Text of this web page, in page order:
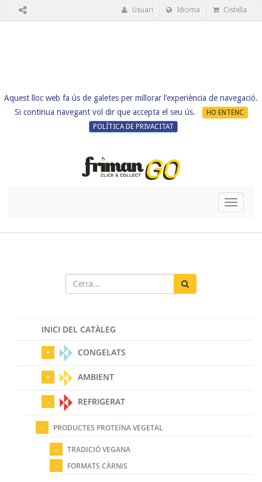
Aquest lloc web fa ús de galetes per millorar l’experiència de navegació.
Si continua navegant vol dir que accepta el seu ús.
HO ENTENC
POLÍTICA DE PRIVACITAT
Usuari Idioma Cistella
Toggle
INICI DEL CATÀLEG
CONGELATS
AMBIENT
REFRIGERAT
PRODUCTES PROTEÏNA VEGETAL
TRADICIÓ VEGANA
FORMATS CÀRNIS